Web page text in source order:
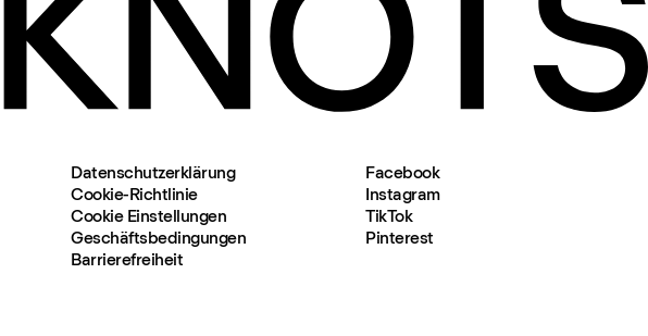
Datenschutzerklärung
Cookie-Richtlinie
Cookie Einstellungen
Geschäftsbedingungen
Barrierefreiheit
Facebook
Instagram
TikTok
Pinterest